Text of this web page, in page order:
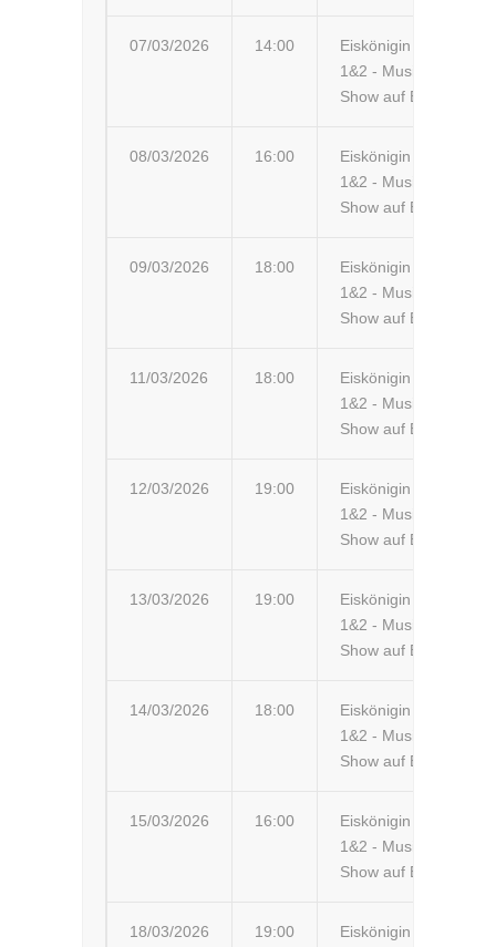
07/03/2026 14:00
Eiskönigin
1&2 - Musik-
Show auf Eis
08/03/2026 16:00
Eiskönigin
1&2 - Musik-
Show auf Eis
09/03/2026 18:00
Eiskönigin
1&2 - Musik-
Show auf Eis
11/03/2026 18:00
Eiskönigin
1&2 - Musik-
Show auf Eis
12/03/2026 19:00
Eiskönigin
1&2 - Musik-
Show auf Eis
13/03/2026 19:00
Eiskönigin
1&2 - Musik-
Show auf Eis
14/03/2026 18:00
Eiskönigin
1&2 - Musik-
Show auf Eis
15/03/2026 16:00
Eiskönigin
1&2 - Musik-
Show auf Eis
18/03/2026 19:00
Eiskönigin